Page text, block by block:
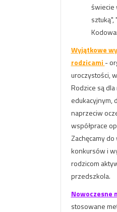
świecie
Wyjątkowe
rodzicami -
uroczystości,
Rodzice są
edukacyjnym,
naprzeciw
współprace
Zachęcamy
konkursów i
rodzicom
przedszkola.
Nowoczesne
stosowane